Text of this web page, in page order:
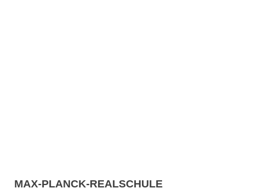
MAX-PLANCK-REALSCHULE